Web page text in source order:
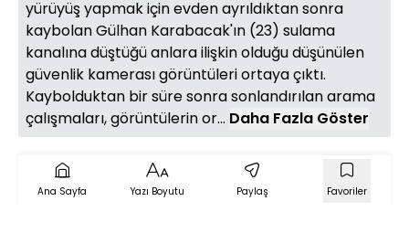
yürüyüş yapmak için evden ayrıldıktan sonra
kaybolan Gülhan Karabacak'ın (23) sulama
kanalına düştüğü anlara ilişkin olduğu düşünülen
güvenlik kamerası görüntüleri ortaya çıktı.
Kaybolduktan bir süre sonra sonlandırılan arama
çalışmaları, görüntülerin or... Daha Fazla Göster
Ana Sayfa Yazı Boyutu Paylaş Favoriler